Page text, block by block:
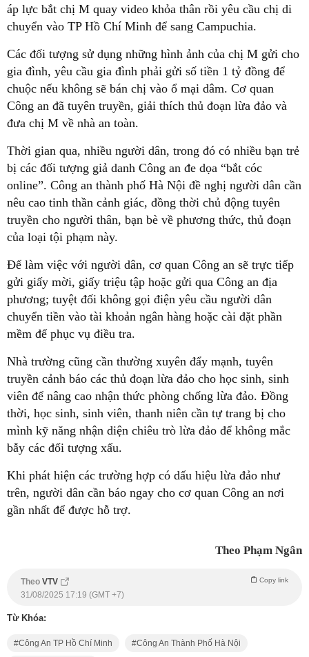
áp lực bắt chị M quay video khỏa thân rồi yêu cầu chị di
chuyển vào TP Hồ Chí Minh để sang Campuchia.
Các đối tượng sử dụng những hình ảnh của chị M gửi cho
gia đình, yêu cầu gia đình phải gửi số tiền 1 tỷ đồng để
chuộc nếu không sẽ bán chị vào ổ mại dâm. Cơ quan
Công an đã tuyên truyền, giải thích thủ đoạn lừa đảo và
đưa chị M về nhà an toàn.
Thời gian qua, nhiều người dân, trong đó có nhiều bạn trẻ
bị các đối tượng giả danh Công an đe dọa “bắt cóc
online”. Công an thành phố Hà Nội đề nghị người dân cần
nêu cao tinh thần cảnh giác, đồng thời chủ động tuyên
truyền cho người thân, bạn bè về phương thức, thủ đoạn
của loại tội phạm này.
Để làm việc với người dân, cơ quan Công an sẽ trực tiếp
gửi giấy mời, giấy triệu tập hoặc gửi qua Công an địa
phương; tuyệt đối không gọi điện yêu cầu người dân
chuyển tiền vào tài khoản ngân hàng hoặc cài đặt phần
mềm để phục vụ điều tra.
Nhà trường cũng cần thường xuyên đẩy mạnh, tuyên
truyền cảnh báo các thủ đoạn lừa đảo cho học sinh, sinh
viên để nâng cao nhận thức phòng chống lừa đảo. Đồng
thời, học sinh, sinh viên, thanh niên cần tự trang bị cho
mình kỹ năng nhận diện chiêu trò lừa đảo để không mắc
bẫy các đối tượng xấu.
Khi phát hiện các trường hợp có dấu hiệu lừa đảo như
trên, người dân cần báo ngay cho cơ quan Công an nơi
gần nhất để được hỗ trợ.
Theo Phạm Ngân
Theo VTV Copy link
31/08/2025 17:19 (GMT +7)
Từ Khóa:
Công An TP Hồ Chí Minh Công An Thành Phố Hà Nội